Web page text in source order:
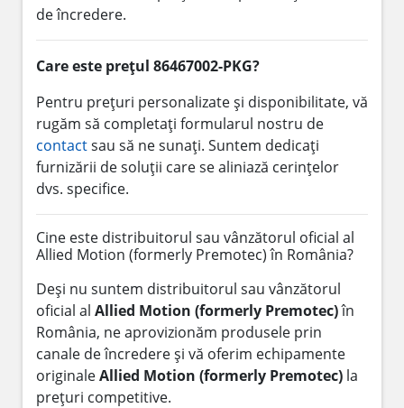
de încredere.
Care este prețul 86467002-PKG?
Pentru prețuri personalizate și disponibilitate, vă
rugăm să completați formularul nostru de
contactsau să ne sunați. Suntem dedicați
furnizării de soluții care se aliniază cerințelor
dvs. specifice.
Cine este distribuitorul sau vânzătorul oficial al
Allied Motion (formerly Premotec) în România?
Deși nu suntem distribuitorul sau vânzătorul
oficial al Allied Motion (formerly Premotec)în
România, ne aprovizionăm produsele prin
canale de încredere și vă oferim echipamente
originaleAllied Motion (formerly Premotec) la
prețuri competitive.